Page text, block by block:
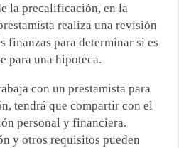
la precalificación, en la
realiza una revisión
finanzas para determinar si es
para una hipoteca.
con un prestamista para
tendrá que compartir con el
personal y financiera.
y otros requisitos pueden